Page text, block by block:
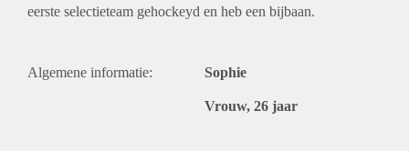
eerste selectieteam gehockeyd en heb een bijbaan.
Algemene informatie: Sophie
Vrouw, 26 jaar